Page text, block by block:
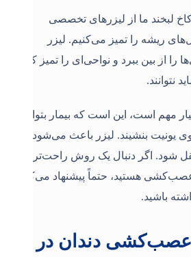
لبخند ما از لیزرهای تخصصی
ریشه را تمیز می‌کنیم. لیزر
را از بین ببرد و نواحی‌ای را تمیز کند
نتوانند.
مهم است، این است که بیمار بتواند
یونیت بنشیند. لیزر باعث می‌شود
شود. اگر دنبال یک روش راحت‌تر،
هستید، حتماً پیشنهاد می‌کنم
باشید.
دندان در